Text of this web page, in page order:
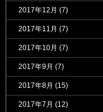
2017年12月 (7)
2017年11月 (7)
2017年10月 (7)
2017年9月 (7)
2017年8月 (15)
2017年7月 (12)